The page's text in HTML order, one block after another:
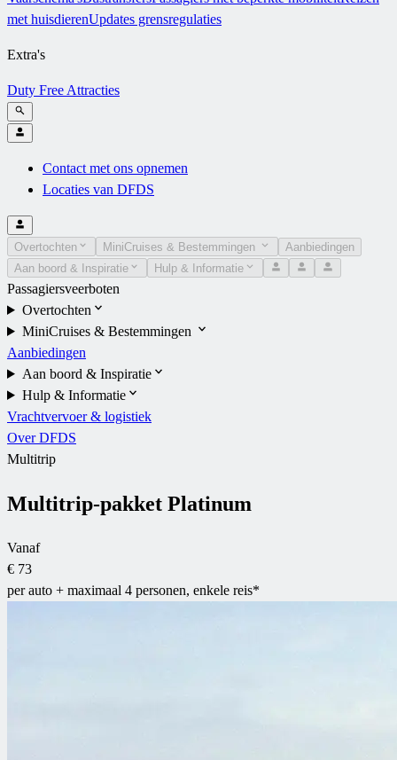
met huisdierenUpdates grensregulaties
Extra's
Duty Free Attracties
Contact met ons opnemen
Locaties van DFDS
Overtochten MiniCruises & Bestemmingen
Aanbiedingen
Aan boord & Inspiratie
Hulp & Informatie
Passagiersveerboten
Overtochten
MiniCruises & Bestemmingen
Aanbiedingen
Aan boord & Inspiratie
Hulp & Informatie
Vrachtvervoer & logistiek
Over DFDS
Multitrip
Multitrip-pakket Platinum
Vanaf
€ 73
per auto + maximaal 4 personen, enkele reis*